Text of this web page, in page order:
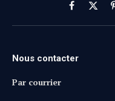
Facebook
X
Nous contacter
Par courrier